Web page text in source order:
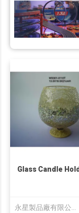
Glass Candle